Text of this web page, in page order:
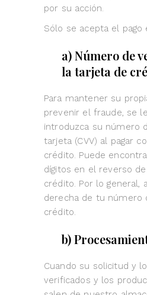
por su acción.
Sólo se acepta el pago
a) Número de
la tarjeta de
Para mantener su
prevenir el fraude, se
introduzca su número
tarjeta (CVV) al pagar
crédito. Puede
dígitos en el reverso
crédito. Por lo general,
derecha de tu número
crédito.
b)
Cuando su solicitud y
verificados y los